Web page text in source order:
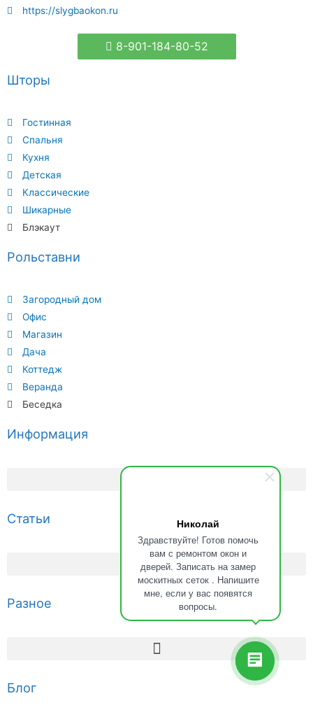
Николай
Здравствуйте! Готов помочь
вам с ремонтом окон и
дверей. Записать на замер
москитных сеток . Напишите
мне, если у вас появятся
вопросы.
Рольставни
Загородный дом
Офис
Магазин
Дача
Коттедж
Веранда
Беседка
Шторы
Гостинная
Спальня
Кухня
Детская
Классические
Шикарные
Блэкаут
https://slygbaokon.ru
8-901-184-80-52
Информация
Статьи
Разное
Блог